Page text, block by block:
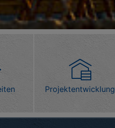
Projektentwicklung